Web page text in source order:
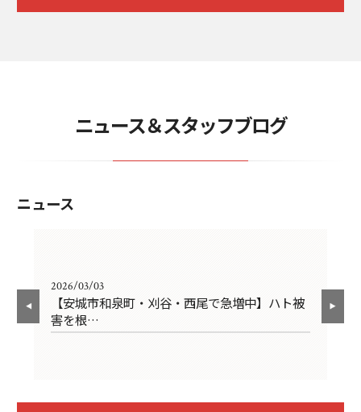
ニュース＆スタッフブログ
ニュース
2026/03/03
【安城市和泉町・刈谷・西尾で急増中】ハト被
害を根…